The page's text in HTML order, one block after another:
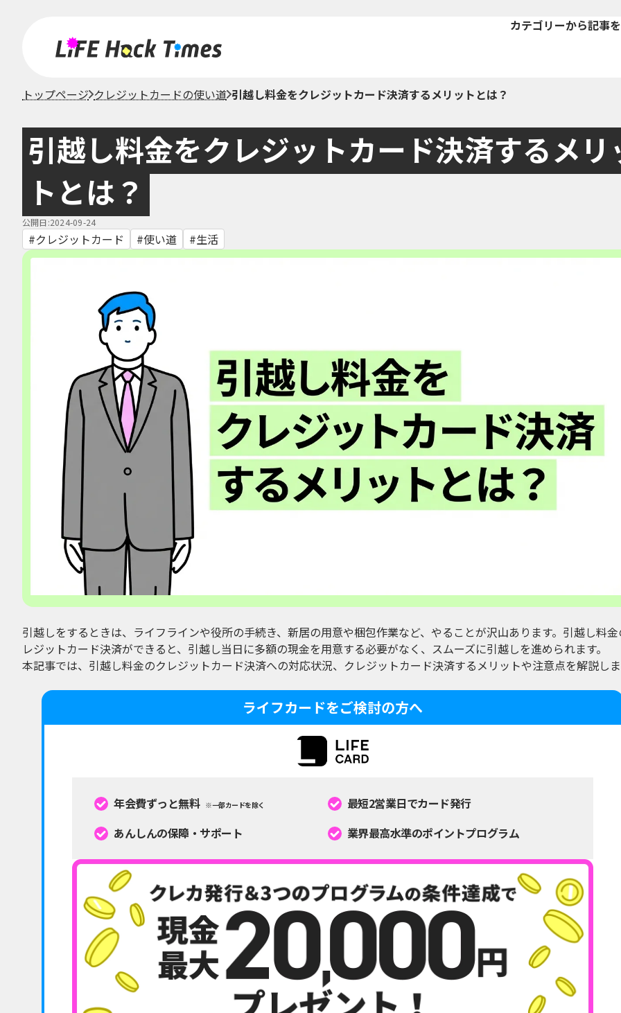
カテゴリーから記事
トップページ クレジットカードの使い道 引越し料金をクレジットカード決済するメリットとは？
引越し料金をクレジットカード決済するメリ
トとは？
公開日:2024-09-24
クレジットカード 使い道 生活
引越しをするときは、ライフラインや役所の手続き、新居の用意や梱包作業など、やることが沢山あります。引越し料
レジットカード決済ができると、引越し当日に多額の現金を用意する必要がなく、スムーズに引越しを進められます。
本記事では、引越し料金のクレジットカード決済への対応状況、クレジットカード決済するメリットや注意点を解説し
ライフカードをご検討の方へ
年会費ずっと無料 ※一部カードを除く
最短2営業日でカード発行
あんしんの保障・サポート
業界最高水準のポイントプログラム